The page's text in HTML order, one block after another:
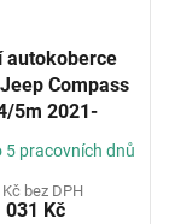
autokoberce
5m 2021-
5 pracovních dnů
bez DPH
031 Kč